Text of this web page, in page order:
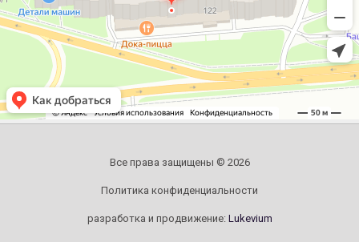
Все права защищены © 2026
Политика конфиденциальности
разработка и продвижение: Lukevium